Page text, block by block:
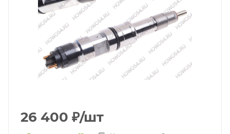
26 400 ₽/шт